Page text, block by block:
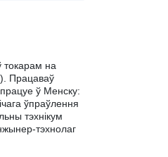
токарам на
Працаваў
ў Менску:
ўпраўлення
тэхнікум
тэхнолаг